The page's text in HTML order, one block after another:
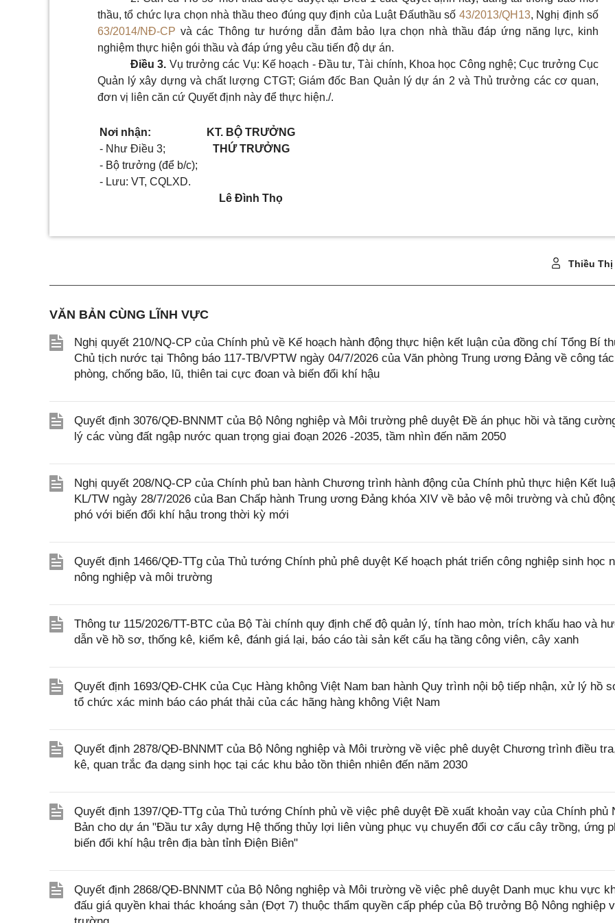
thầu, tổ chức lựa chọn nhà thầu theo đúng quy định của Luật Đấuthầu số 43/2013/QH13, Nghị định số
63/2014/NĐ-CP và các Thông tư hướng dẫn đảm bảo lựa chọn nhà thầu đáp ứng năng lực, kinh
nghiệm thực hiện gói thầu và đáp ứng yêu cầu tiến độ dự án.
Điều 3. Vụ trưởng các Vụ: Kế hoạch - Đầu tư, Tài chính, Khoa học Công nghệ; Cục trưởng Cục
Quản lý xây dựng và chất lượng CTGT; Giám đốc Ban Quản lý dự án 2 và Thủ trưởng các cơ quan,
đơn vị liên căn cứ Quyết định này để thực hiện./.
Nơi nhận:
- Như Điều 3;
- Bộ trưởng (để b/c);
- Lưu: VT, CQLXD.
KT. BỘ TRƯỞNG
THỨ TRƯỞNG
Lê Đình Thọ
Thiều Thị
VĂN BẢN CÙNG LĨNH VỰC
Nghị quyết 210/NQ-CP của Chính phủ về Kế hoạch hành động thực hiện kết luận của đồng chí Tổng Bí
Chủ tịch nước tại Thông báo 117-TB/VPTW ngày 04/7/2026 của Văn phòng Trung ương Đảng về công tác
phòng, chống bão, lũ, thiên tai cực đoan và biến đổi khí hậu
Quyết định 3076/QĐ-BNNMT của Bộ Nông nghiệp và Môi trường phê duyệt Đề án phục hồi và tăng
lý các vùng đất ngập nước quan trọng giai đoạn 2026 -2035, tầm nhìn đến năm 2050
Nghị quyết 208/NQ-CP của Chính phủ ban hành Chương trình hành động của Chính phủ thực hiện Kết
KL/TW ngày 28/7/2026 của Ban Chấp hành Trung ương Đảng khóa XIV về bảo vệ môi trường và chủ
phó với biến đổi khí hậu trong thời kỳ mới
Quyết định 1466/QĐ-TTg của Thủ tướng Chính phủ phê duyệt Kế hoạch phát triển công nghiệp sinh học
nông nghiệp và môi trường
Thông tư 115/2026/TT-BTC của Bộ Tài chính quy định chế độ quản lý, tính hao mòn, trích khấu hao và
dẫn về hồ sơ, thống kê, kiểm kê, đánh giá lại, báo cáo tài sản kết cấu hạ tầng công viên, cây xanh
Quyết định 1693/QĐ-CHK của Cục Hàng không Việt Nam ban hành Quy trình nội bộ tiếp nhận, xử lý hồ
tổ chức xác minh báo cáo phát thải của các hãng hàng không Việt Nam
Quyết định 2878/QĐ-BNNMT của Bộ Nông nghiệp và Môi trường về việc phê duyệt Chương trình điều
kê, quan trắc đa dạng sinh học tại các khu bảo tồn thiên nhiên đến năm 2030
Quyết định 1397/QĐ-TTg của Thủ tướng Chính phủ về việc phê duyệt Đề xuất khoản vay của Chính phủ
Bản cho dự án "Đầu tư xây dựng Hệ thống thủy lợi liên vùng phục vụ chuyển đổi cơ cấu cây trồng, ứng
biến đổi khí hậu trên địa bàn tỉnh Điện Biên"
Quyết định 2868/QĐ-BNNMT của Bộ Nông nghiệp và Môi trường về việc phê duyệt Danh mục khu vực
đấu giá quyền khai thác khoáng sản (Đợt 7) thuộc thẩm quyền cấp phép của Bộ trưởng Bộ Nông nghiệp